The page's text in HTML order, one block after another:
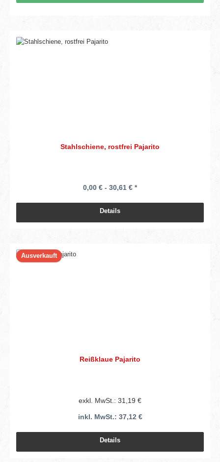
Stahlschiene, rostfrei Pajarito
0,00 € - 30,61 € *
Details
Ausverkauft
Reißklaue Pajarito
exkl. MwSt.: 31,19 €
inkl. MwSt.: 37,12 €
Details